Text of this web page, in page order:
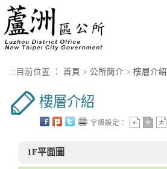
進入內容區塊
::: 目前位置 ： 首頁 > 公所簡介 > 樓層介紹
樓層介紹
字級設定：
1F平面圖